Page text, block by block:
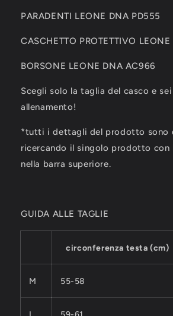
PARADENTI LEONE DNA PD555
CASCHETTO PROTETTIVO
BORSONE LEONE DNA AC966
Scegli solo la taglia del casco e
allenamento!
*tutti i dettagli del prodotto sono
ricercando il singolo prodotto con
nella barra superiore.
GUIDA ALLE TAGLIE
circonferenza testa (cm)
M 55-58